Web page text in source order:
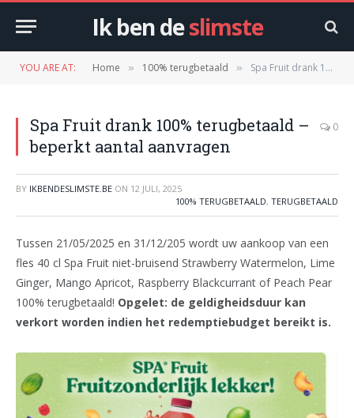
Ik ben deslimste
YOU ARE AT: Home » 100% terugbetaald » Spa Fruit drank 100% terugbetaald – beperkt aantal aanvragen
Spa Fruit drank 100% terugbetaald –
beperkt aantal aanvragen
0
BY IKBENDESLIMSTE.BE ON 12 JULI, 2025
100% TERUGBETAALD, TERUGBETAALD
Tussen 21/05/2025 en 31/12/205 wordt uw aankoop van een
fles 40 cl Spa Fruit niet-bruisend Strawberry Watermelon, Lime
Ginger, Mango Apricot, Raspberry Blackcurrant of Peach Pear
100% terugbetaald! Opgelet: de geldigheidsduur kan
verkort worden indien het redemptiebudget bereikt is.